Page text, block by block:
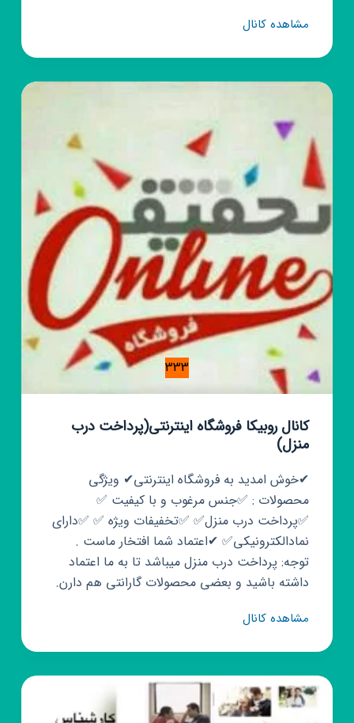
مشاهده کانالکانال
《■♡GTA
modes♡■》
333
کانال روبیکا فروشگاه اینترنتی(پرداخت درب
منزل)
✔خوش امدید به فروشگاه اینترنتی✔ ویژگی
محصولات : ✅جنس مرغوب و با کیفیت ✅
✅پرداخت درب منزل✅ ✅تخفیفات ویژه ✅ ✅دارای
نمادالکترونیکی✅ ✔اعتماد شما افتخار ماست .
توجه: پرداخت درب منزل میباشد تا به ما اعتماد
داشته باشید و بعضی محصولات گارانتی هم دارن.
مشاهده کانالکانال
فروشگاه
اینترنتی(پرداخت
درب
منزل)